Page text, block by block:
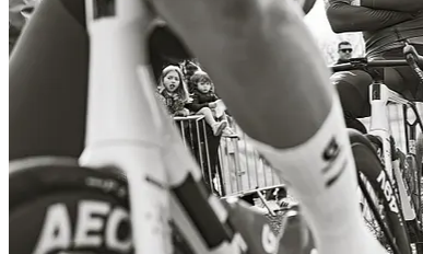
People
Corporate